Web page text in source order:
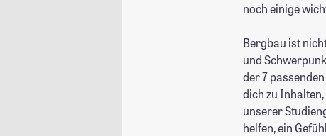
noch einige
Bergbau ist
und
der 7
dich zu
unserer
helfen, ein